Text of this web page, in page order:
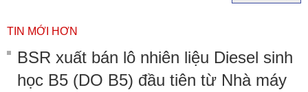
TIN MỚI HƠN
BSR xuất bán lô nhiên liệu Diesel sinh
học B5 (DO B5) đầu tiên từ Nhà máy